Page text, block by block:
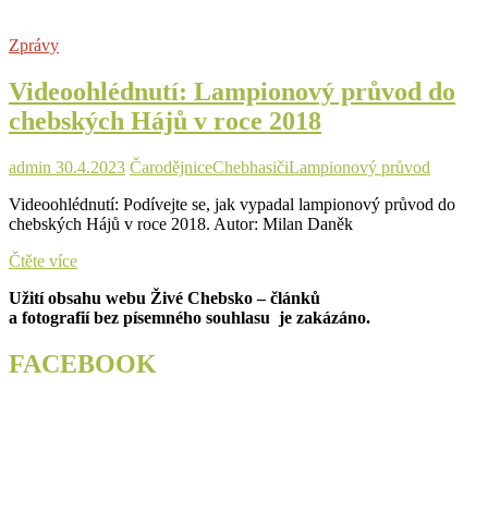
čele
s
Moranou
Pánem
Zprávy
Videoohlédnutí: Lampionový průvod do
chebských Hájů v roce 2018
admin 30.4.2023 ČarodějniceChebhasičiLampionový průvod
Videoohlédnutí: Podívejte se, jak vypadal lampionový průvod do
chebských Hájů v roce 2018. Autor: Milan Daněk
Čtěte víceVideoohlédnutí:
průvod
do
Hájů
v
Užití obsahu webu Živé Chebsko – článků
a fotografií bez písemného souhlasu je zakázáno.
FACEBOOK